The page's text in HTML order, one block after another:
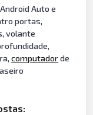
Auto e
portas,
volante
computadorde